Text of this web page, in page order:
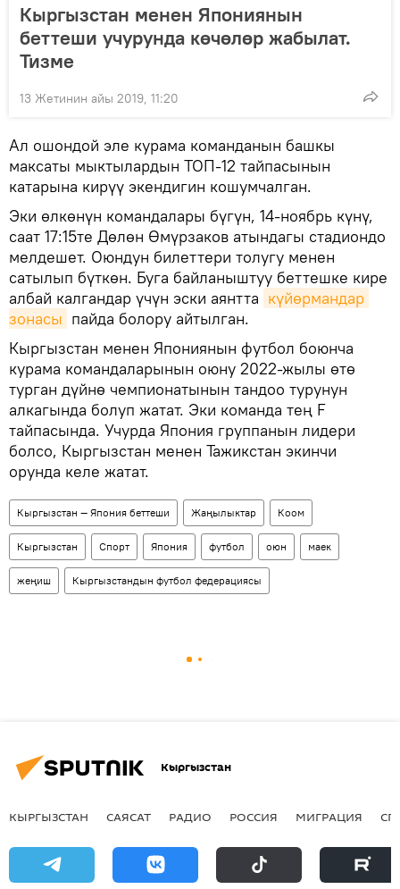
Кыргызстан менен Япониянын
беттеши учурунда көчөлөр жабылат.
Тизме
13 Жетинин айы 2019, 11:20
Ал ошондой эле курама команданын башкы
максаты мыктылардын ТОП-12 тайпасынын
катарына кирүү экендигин кошумчалган.
Эки өлкөнүн командалары бүгүн, 14-ноябрь күнү,
саат 17:15те Дөлөн Өмүрзаков атындагы стадиондо
мелдешет. Оюндун билеттери толугу менен
сатылып бүткөн. Буга байланыштуу беттешке кире
албай калгандар үчүн эски аянтта күйөрмандар
зонасы пайда болору айтылган.
Кыргызстан менен Япониянын футбол боюнча
курама командаларынын оюну 2022-жылы өтө
турган дүйнө чемпионатынын тандоо турунун
алкагында болуп жатат. Эки команда тең F
тайпасында. Учурда Япония группанын лидери
болсо, Кыргызстан менен Тажикстан экинчи
орунда келе жатат.
Кыргызстан — Япония беттеши Жаңылыктар Коом
Кыргызстан Спорт Япония футбол оюн маек
жеңиш Кыргызстандын футбол федерациясы
Кыргызстан
КЫРГЫЗСТАН САЯСАТ РАДИО РОССИЯ МИГРАЦИЯ